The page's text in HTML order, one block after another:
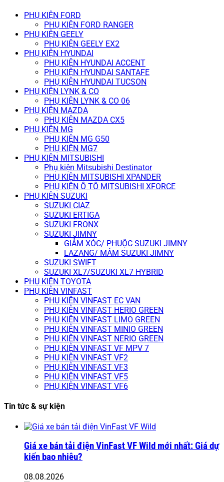
PHỤ KIỆN FORD
PHỤ KIỆN FORD RANGER
PHỤ KIỆN GEELY
PHỤ KIỆN GEELY EX2
PHỤ KIỆN HYUNDAI
PHỤ KIỆN HYUNDAI ACCENT
PHỤ KIỆN HYUNDAI SANTAFE
PHỤ KIỆN HYUNDAI TUCSON
PHỤ KIỆN LYNK & CO
PHỤ KIỆN LYNK & CO 06
PHỤ KIỆN MAZDA
PHỤ KIỆN MAZDA CX5
PHỤ KIỆN MG
PHỤ KIỆN MG G50
PHỤ KIỆN MG7
PHỤ KIỆN MITSUBISHI
Phụ kiện Mitsubishi Destinator
PHỤ KIỆN MITSUBISHI XPANDER
PHỤ KIỆN Ô TÔ MITSUBISHI XFORCE
PHỤ KIỆN SUZUKI
SUZUKI CIAZ
SUZUKI ERTIGA
SUZUKI FRONX
SUZUKI JIMNY
GIẢM XÓC/ PHUỘC SUZUKI JIMNY
LAZANG/ MÂM SUZUKI JIMNY
SUZUKI SWIFT
SUZUKI XL7/SUZUKI XL7 HYBRID
PHỤ KIỆN TOYOTA
PHỤ KIỆN VINFAST
PHỤ KIỆN VINFAST EC VAN
PHỤ KIỆN VINFAST HERIO GREEN
PHỤ KIỆN VINFAST LIMO GREEN
PHỤ KIỆN VINFAST MINIO GREEN
PHỤ KIỆN VINFAST NERIO GREEN
PHỤ KIỆN VINFAST VF MPV 7
PHỤ KIỆN VINFAST VF2
PHỤ KIỆN VINFAST VF3
PHỤ KIỆN VINFAST VF5
PHỤ KIỆN VINFAST VF6
Tin tức & sự kiện
Giá xe bán tải điện VinFast VF Wild mới nhất: Giá dự
kiến bao nhiêu?
08.08.2026